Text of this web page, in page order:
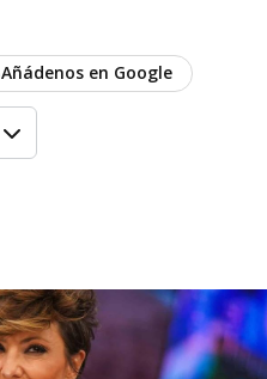
Añádenos en Google